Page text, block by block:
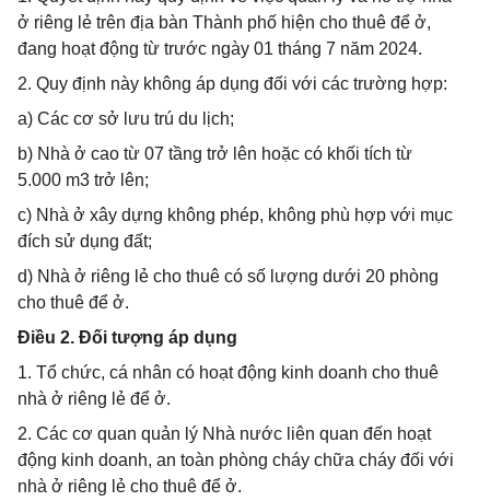
ở riêng lẻ trên địa bàn Thành phố hiện cho thuê để ở,
đang hoạt động từ trước ngày 01 tháng 7 năm 2024.
2. Quy định này không áp dụng đối với các trường hợp:
a) Các cơ sở lưu trú du lịch;
b) Nhà ở cao từ 07 tầng trở lên hoặc có khối tích từ
5.000 m3 trở lên;
c) Nhà ở xây dựng không phép, không phù hợp với mục
đích sử dụng đất;
d) Nhà ở riêng lẻ cho thuê có số lượng dưới 20 phòng
cho thuê để ở.
Điều 2. Đối tượng áp dụng
1. Tổ chức, cá nhân có hoạt động kinh doanh cho thuê
nhà ở riêng lẻ để ở.
2. Các cơ quan quản lý Nhà nước liên quan đến hoạt
động kinh doanh, an toàn phòng cháy chữa cháy đối với
nhà ở riêng lẻ cho thuê để ở.